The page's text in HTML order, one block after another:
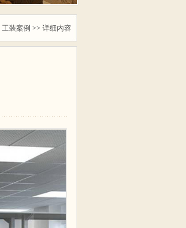
工装案例 >> 详细内容